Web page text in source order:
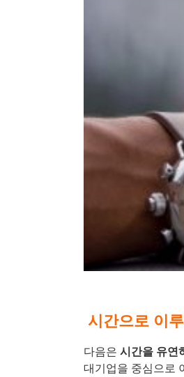
시간으로 이
다음은 시간을 유연
대기업을 중심으로